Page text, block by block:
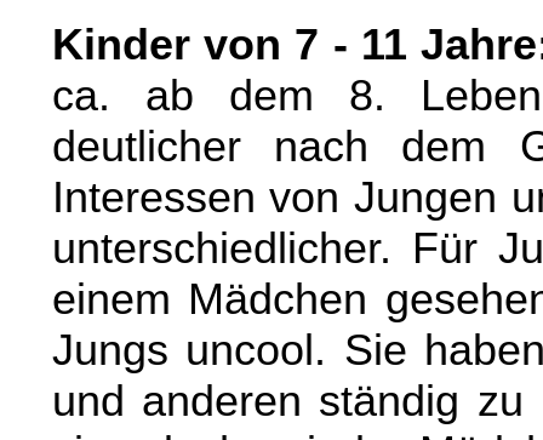
Kinder von 7 - 11
ca. ab dem 8.
deutlicher nach dem
Interessen von Jungen
unterschiedlicher. Für
einem Mädchen
Jungs uncool. Sie
und anderen ständig